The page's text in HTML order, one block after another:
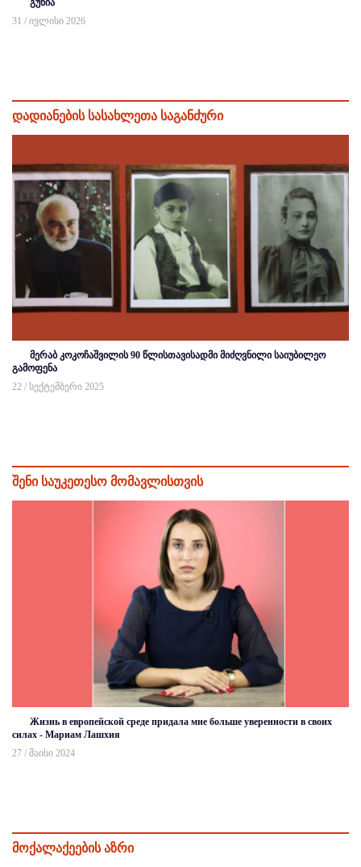
გუნია
31 / ივლისი 2026
დადიანების სასახლეთა საგანძური
მერაბ კოკოჩაშვილის 90 წლისთავისადმი მიძღვნილი საიუბილეო
გამოფენა
22 / სექტემბერი 2025
შენი საუკეთესო მომავლისთვის
Жизнь в европейской среде придала мне больше уверенности в своих
силах - Мариам Лашхия
27 / მაისი 2024
მოქალაქეების აზრი